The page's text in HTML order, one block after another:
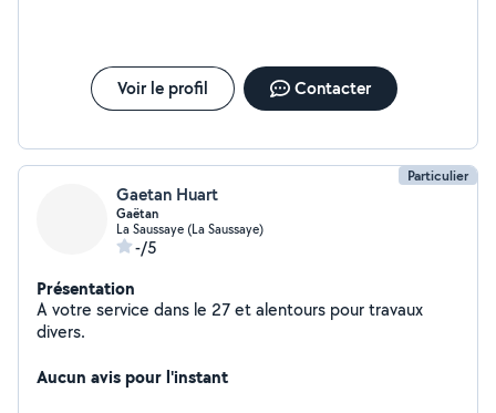
Voir le profil Contacter
Particulier
Gaetan Huart
Gaëtan
La Saussaye (La Saussaye)
-/5
Présentation
A votre service dans le 27 et alentours pour travaux
divers.
Aucun avis pour l'instant